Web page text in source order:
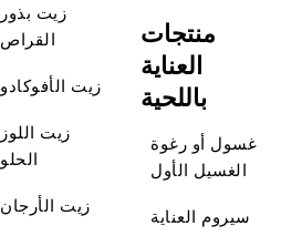
منتجات
العناية
باللحية
غسول أو رغوة
الغسيل الأول
سيروم العناية
زيت بذور
القراص
زيت الأفوكادو
زيت اللوز
الحلو
زيت الأرجان